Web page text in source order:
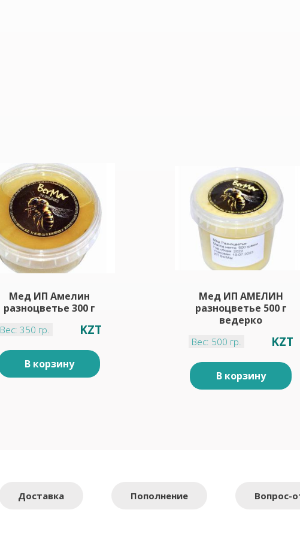
Мед ИП Амелин
разноцветье 300 г
Вес: 350 гр. KZT
В корзину
Мед ИП АМЕЛИН
разноцветье 500 г
ведерко
Вес: 500 гр. KZT
В корзину
Доставка Пополнение Вопрос-